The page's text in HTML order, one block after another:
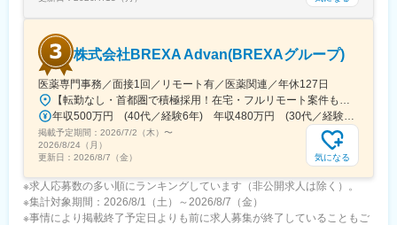
株式会社BREXA Advan(BREXAグループ)
医薬専門事務／面接1回／リモート有／医薬関連／年休127日
【転勤なし・首都圏で積極採用！在宅・フルリモート案件も有り！大手・優良企業が中心♪】■本社／大阪市淀川区宮原3-5-36 新大阪トラストタワー19F変更の範囲、上記を除く当社関連勤務地◆プロジェクト先例東京23区内、横浜、大宮、千葉、その他＜配属先最寄り駅の一例＞飯田橋／日本橋／浜松町／信濃町／四ツ谷／池袋／蒲田 など※過去の配属先は勤務地一覧に記載◆POINT！#大手企業など約300社の取引先あり！（製薬メーカー、製薬関連企業、化粧品関連企業、臨床研究センターなど）#最寄り駅から徒歩5～10分圏内の通いやすいオフィス＃在宅勤務・在宅プロジェクト多数＃定時退社基本＆土日祝休み＃安定性抜群の医療業界で事務として活躍＃未経験入社8割×研修センターで手厚くフォロー＃産育休の取得実績100％#転居を伴う転勤なし※受動喫煙対策：オフィス内禁煙
年収500万円 (40代／経験6年) 年収480万円 (30代／経験4年)
掲載予定期間： 2026/7/2（木） 〜
2026/8/24（月）
更新日： 2026/8/7（金） 気になる
※求人応募数の多い順にランキングしています（非公開求人は除く）。
※集計対象期間：2026/8/1（土）～2026/8/7（金）
※事情により掲載終了予定日よりも前に求人募集が終了していることもご